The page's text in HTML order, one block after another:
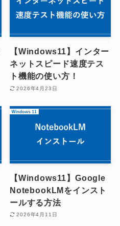
【Windows11】インター
ネットスピード速度テス
ト機能の使い方！
2026年4月23日
【Windows11】Google
NotebookLMをインスト
ールする方法
2026年4月11日